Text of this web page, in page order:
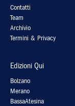
Contatti
Team
Archivio
Termini & Privacy
Edizioni Qui
Bolzano
Merano
BassaAtesina